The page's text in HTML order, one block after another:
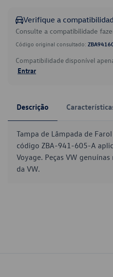
Verifique a
Consulte a compatibilidade
Código original consultado:
Compatibilidade disponível
Entrar
Descrição
Tampa de Lâmpada de
código ZBA-941-605-A
Voyage. Peças VW
da VW.